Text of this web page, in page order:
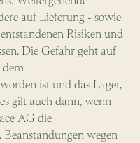
auf Lieferung - sowie
Risiken und
Die Gefahr geht auf
dem
ist und das Lager,
gilt auch dann, wenn
AG die
wegen